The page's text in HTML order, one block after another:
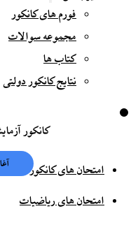
فورم های کانکور
مجموعه سوالات
کتاب ها
نتایج کانکور دولتی
کانکور
امتحان های کانکور
امتحان های ریاضیات